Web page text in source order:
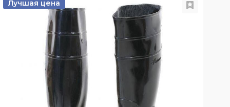
Лучшая цена